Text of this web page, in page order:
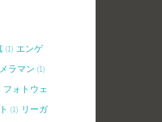
(1) エンゲ
ラマン (1)
フォトウェ
(1) リーガ